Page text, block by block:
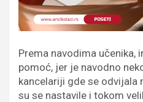
Prema navodima učenika,
pomoć, jer je navodno
kancelariji gde se odvijala
su se nastavile i tokom